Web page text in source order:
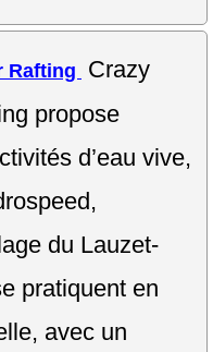
Rafting
Crazy
propose
d’eau vive,
du Lauzet-
pratiquent en
avec un